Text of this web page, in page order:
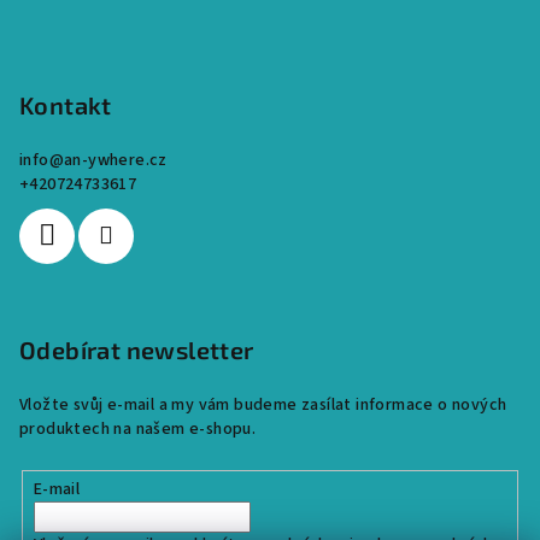
Kontakt
info@an-ywhere.cz
+420724733617
Odebírat newsletter
Vložte svůj e-mail a my vám budeme zasílat informace o nových
produktech na našem e-shopu.
E-mail